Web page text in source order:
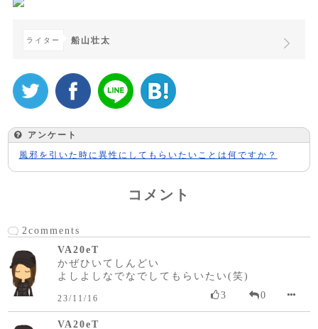
ライター 船山壮太
アンケート
風邪を引いた時に異性にしてもらいたいことは何ですか？
コメント
2comments
VA20eT
かぜひいてしんどい
よしよしなでなでしてもらいたい(笑)
23/11/16 3 0
VA20eT